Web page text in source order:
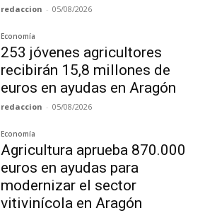
redaccion - 05/08/2026
Economía
253 jóvenes agricultores
recibirán 15,8 millones de
euros en ayudas en Aragón
redaccion - 05/08/2026
Economía
Agricultura aprueba 870.000
euros en ayudas para
modernizar el sector
vitivinícola en Aragón